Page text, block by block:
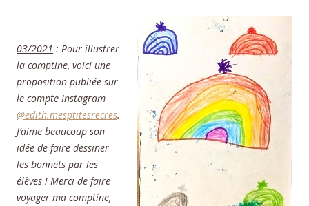
03/2021 : Pour illustrer
la comptine, voici une
proposition publiée sur
le compte Instagram
@edith.mesptitesrecres.
J’aime beaucoup son
idée de faire dessiner
les bonnets par les
élèves ! Merci de faire
voyager ma comptine,